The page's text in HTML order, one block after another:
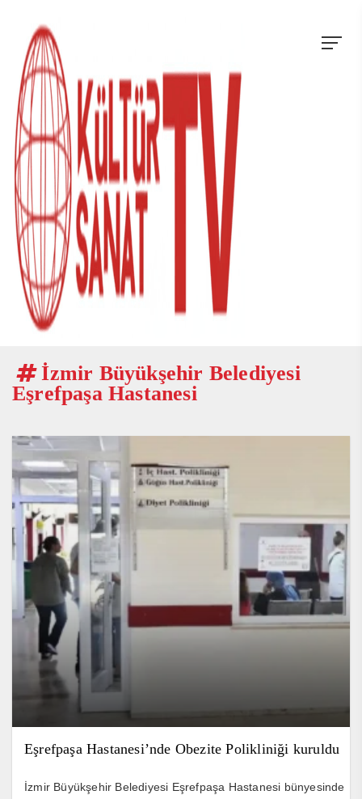
İzmir Büyükşehir Belediyesi
Eşrefpaşa Hastanesi
Eşrefpaşa Hastanesi’nde Obezite Polikliniği kuruldu
İzmir Büyükşehir Belediyesi Eşrefpaşa Hastanesi bünyesinde